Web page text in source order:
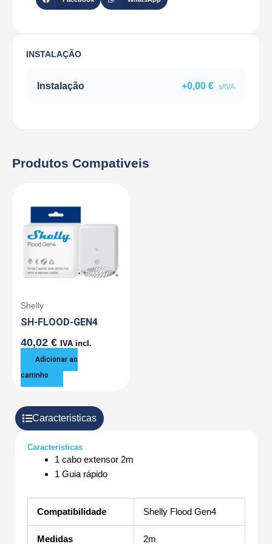
INSTALAÇÃO
Instalação +0,00 € s/IVA
Produtos Compativeis
Shelly
SH-FLOOD-GEN4
40,02 € IVA incl.
Adicionar ao
carrinho
Caracteristicas
Caracteristicas
1 cabo extensor 2m
1 Guia rápido
Compatibilidade Shelly Flood Gen4
Medidas 2m